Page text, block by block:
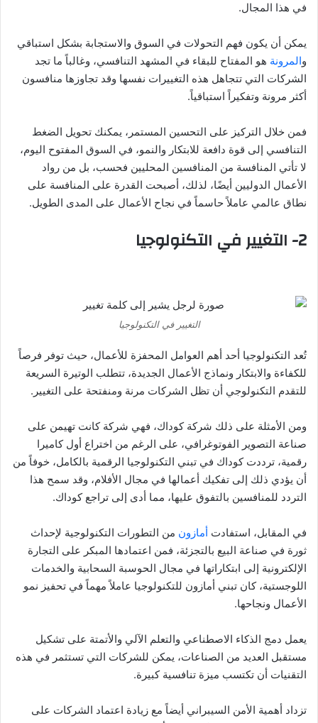
في هذا المجال.
يمكن أن يكون فهم التحولات في السوق والاستجابة بشكل استباقي
والمرونة هو المفتاح للبقاء في المشهد التنافسي، وغالباً ما تجد
الشركات التي تتجاهل هذه التغييرات نفسها وقد تجاوزها منافسون
أكثر مرونة وتفكيراً استباقياً.
فمن خلال التركيز على التحسين المستمر، يمكنك تحويل الضغط
التنافسي إلى قوة دافعة للابتكار والنمو، في السوق المفتوح اليوم،
لا تأتي المنافسة من المنافسين المحليين فحسب، بل من رواد
الأعمال الدوليين أيضًا، لذلك، أصبحت القدرة على المنافسة على
نطاق عالمي عاملاً حاسماً في نجاح الأعمال على المدى الطويل.
2- التغيير في التكنولوجيا
التغيير في التكنولوجيا
تُعد التكنولوجيا أحد أهم العوامل المحفزة للأعمال، حيث توفر فرصاً
للكفاءة والابتكار ونماذج الأعمال الجديدة، تتطلب الوتيرة السريعة
للتقدم التكنولوجي أن تظل الشركات مرنة ومنفتحة على التغيير.
ومن الأمثلة على ذلك شركة كوداك، فهي شركة كانت تهيمن على
صناعة التصوير الفوتوغرافي، على الرغم من اختراع أول كاميرا
رقمية، ترددت كوداك في تبني التكنولوجيا الرقمية بالكامل، خوفاً من
أن يؤدي ذلك إلى تفكيك أعمالها في مجال الأفلام، وقد سمح هذا
التردد للمنافسين بالتفوق عليها، مما أدى إلى تراجع كوداك.
في المقابل، استفادت أمازون من التطورات التكنولوجية لإحداث
ثورة في صناعة البيع بالتجزئة، فمن اعتمادها المبكر على التجارة
الإلكترونية إلى ابتكاراتها في مجال الحوسبة السحابية والخدمات
اللوجستية، كان تبني أمازون للتكنولوجيا عاملاً مهماً في تحفيز نمو
الأعمال ونجاحها.
يعمل دمج الذكاء الاصطناعي والتعلم الآلي والأتمتة على تشكيل
مستقبل العديد من الصناعات، يمكن للشركات التي تستثمر في هذه
التقنيات أن تكتسب ميزة تنافسية كبيرة.
تزداد أهمية الأمن السيبراني أيضاً مع زيادة اعتماد الشركات على